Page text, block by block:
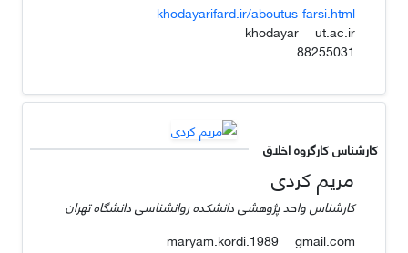
khodayarifard.ir/aboutus-farsi.html
khodayar
ut.ac.ir
کارشناس کارگروه اخلاق
مریم کردی
کارشناس واحد پژوهشی دانشکده روانشناسی دانشگاه تهران
gmail.com